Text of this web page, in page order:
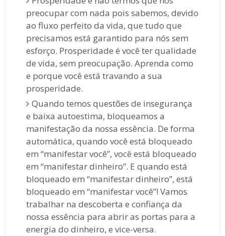
preocupar com nada pois sabemos, devido
ao fluxo perfeito da vida, que tudo que
precisamos está garantido para nós sem
esforço. Prosperidade é você ter qualidade
de vida, sem preocupação. Aprenda como
e porque você está travando a sua
prosperidade.
Quando temos questões de insegurança
e baixa autoestima, bloqueamos a
manifestação da nossa essência. De forma
automática, quando você está bloqueado
em “manifestar você”, você está bloqueado
em “manifestar dinheiro”. E quando está
bloqueado em “manifestar dinheiro”, está
bloqueado em “manifestar você”! Vamos
trabalhar na descoberta e confiança da
nossa essência para abrir as portas para a
energia do dinheiro, e vice-versa.